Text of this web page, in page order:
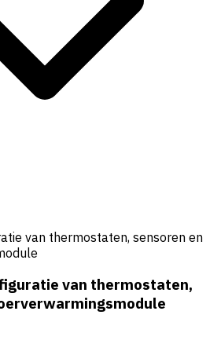
van thermostaten, sensoren en
van thermostaten,